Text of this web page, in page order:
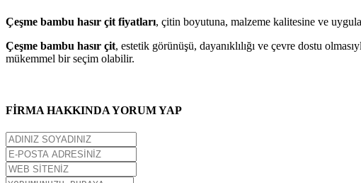
Çeşme bambu hasır çit fiyatları, çitin boyutuna, malzeme kalitesine ve
Çeşme bambu hasır çit, estetik görünüşü, dayanıklılığı ve çevre dostu
mükemmel bir seçim olabilir.
FİRMA HAKKINDA YORUM YAP